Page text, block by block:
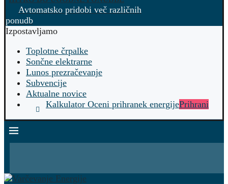
Avtomatsko pridobi več različnih
ponudb
Izpostavljamo
Toplotne črpalke
Sončne elektrarne
Lunos prezračevanje
Subvencije
Aktualne novice
Kalkulator Oceni prihranek energijePrihrani